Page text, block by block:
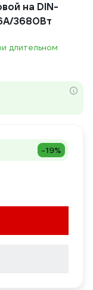
на DIN-
3680Вт
длительном
-19%